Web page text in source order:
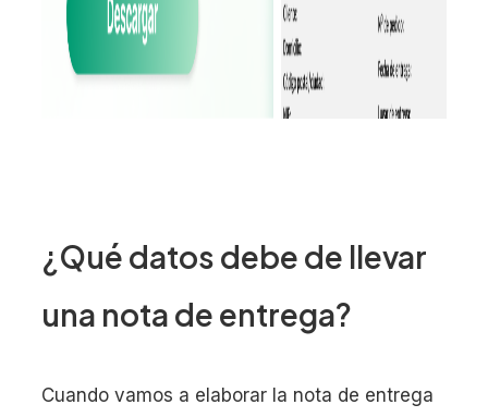
¿Qué datos debe de llevar
una nota de entrega?
Cuando vamos a elaborar la nota de entrega